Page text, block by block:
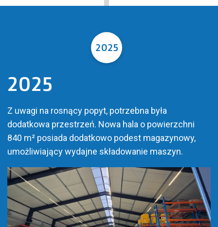
2025
2025
Z uwagi na rosnący popyt, potrzebna była
dodatkowa przestrzeń. Nowa hala o powierzchni
840 m² posiada dodatkowo podest magazynowy,
umożliwiający wydajne składowanie maszyn.